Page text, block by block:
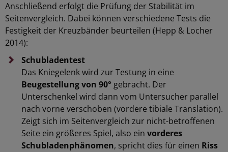
Anschließend erfolgt die Prüfung der Stabilität im
Seitenvergleich. Dabei können verschiedene Tests die
Festigkeit der Kreuzbänder beurteilen (Hepp & Locher
2014):
Schubladentest
Das Kniegelenk wird zur Testung in eine
Beugestellung von 90° gebracht. Der
Unterschenkel wird dann vom Untersucher parallel
nach vorne verschoben (vordere tibiale Translation).
Zeigt sich im Seitenvergleich zur nicht-betroffenen
Seite ein größeres Spiel, also ein vorderes
Schubladenphänomen, spricht dies für einen Riss